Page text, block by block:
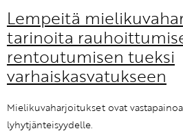
jäsen?
Liity tästä!
Lempeitä
tarinoita
rentoutumisen tueksi
varhaiskasvatukseen
Mielikuvaharjoitukset ovat
lyhytjänteisyydelle.